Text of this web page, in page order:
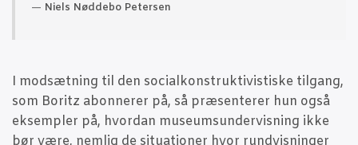
Niels Nød­de­bo Petersen
I mod­sæt­ning til den soci­al­kon­struk­ti­vi­sti­ske til­gang,
som Boritz abon­ne­rer på, så præ­sen­te­rer hun også
eksemp­ler på, hvor­dan muse­ums­un­der­vis­ning ikke
bør være, nem­lig de situ­a­tio­ner hvor rund­vis­nin­ger